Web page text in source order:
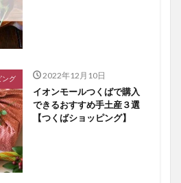
ング 2022年12月10日
イオンモールつくばで購入
できるおすすめ手土産３選
【つくばショッピング】